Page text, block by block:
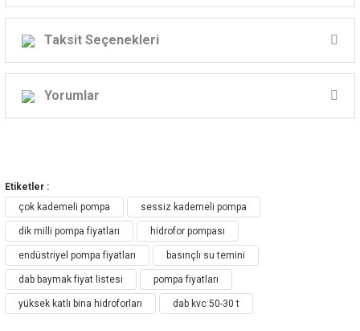
DAB KVC Serisi
DİK MİLLİ SANTRİFÜJ
POMPALAR
Endüstriyel Uygulamalar İçin
Profesyonel Çözüm
Yüksek Verim
Taksit Seçenekleri
Yorumlar
Yorum Yaz
Etiketler :
çok kademeli pompa
sessiz kademeli pompa
dik milli pompa fiyatları hidrofor pompası
endüstriyel pompa fiyatları basınçlı su temini
dab baymak fiyat listesi pompa fiyatları
yüksek katlı bina hidroforları dab kvc 50-30 t